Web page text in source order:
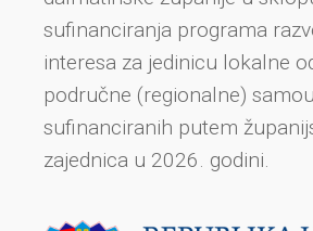
sufinanciranja programa
interesa za jedinicu lokalne
područne (regionalne)
sufinanciranih putem
zajednica u 2026. godini.